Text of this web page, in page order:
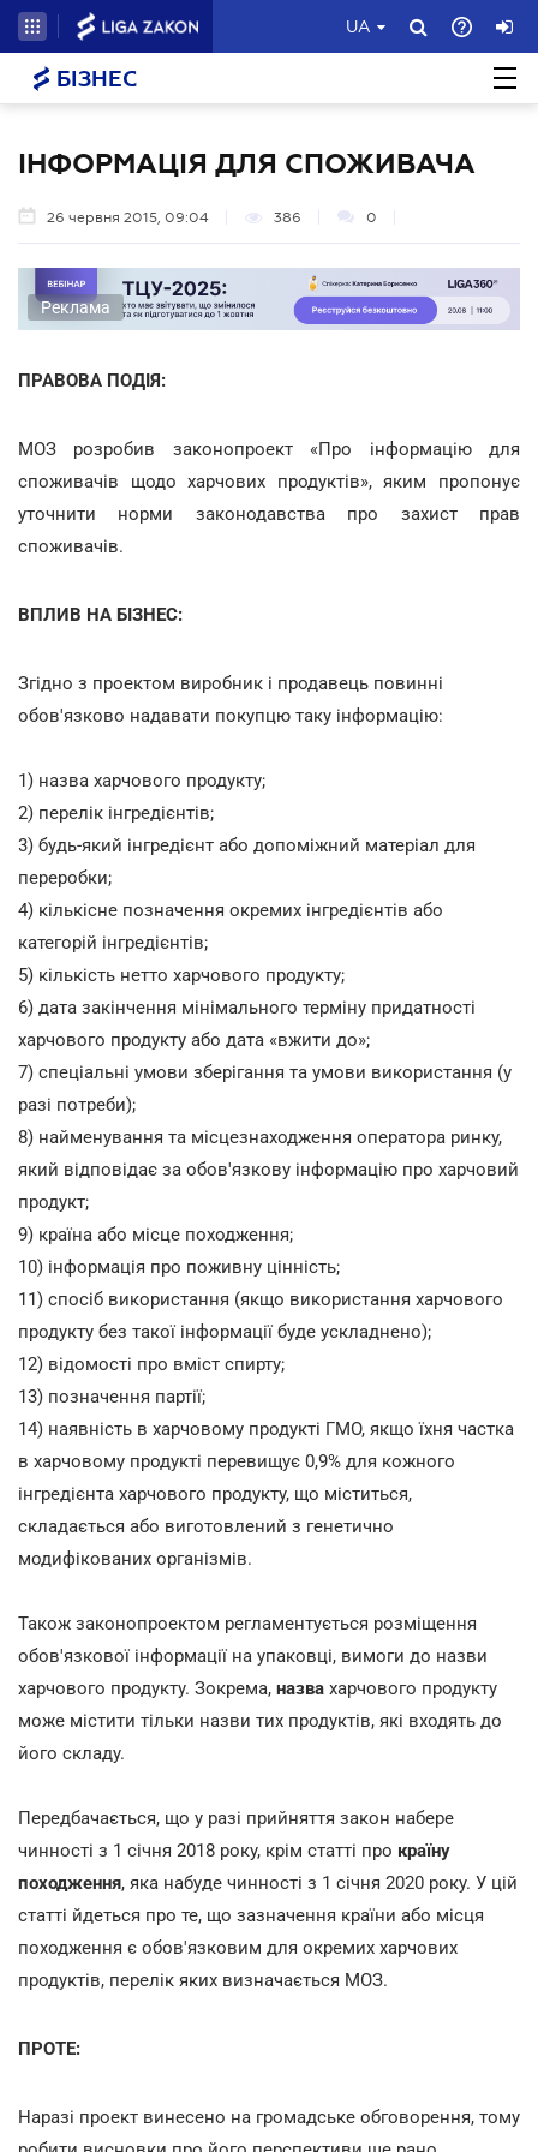
UA
БІЗНЕС
ІНФОРМАЦІЯ ДЛЯ СПОЖИВАЧА
26 червня 2015, 09:04 386 0
Реклама
ПРАВОВА ПОДІЯ:
МОЗ розробив законопроект «Про інформацію для
споживачів щодо харчових продуктів», яким пропонує
уточнити норми законодавства про захист прав
споживачів.
ВПЛИВ НА БІЗНЕС:
Згідно з проектом виробник і продавець повинні
обов'язково надавати покупцю таку інформацію:
1) назва харчового продукту;
2) перелік інгредієнтів;
3) будь-який інгредієнт або допоміжний матеріал для
переробки;
4) кількісне позначення окремих інгредієнтів або
категорій інгредієнтів;
5) кількість нетто харчового продукту;
6) дата закінчення мінімального терміну придатності
харчового продукту або дата «вжити до»;
7) спеціальні умови зберігання та умови використання (у
разі потреби);
8) найменування та місцезнаходження оператора ринку,
який відповідає за обов'язкову інформацію про харчовий
продукт;
9) країна або місце походження;
10) інформація про поживну цінність;
11) спосіб використання (якщо використання харчового
продукту без такої інформації буде ускладнено);
12) відомості про вміст спирту;
13) позначення партії;
14) наявність в харчовому продукті ГМО, якщо їхня частка
в харчовому продукті перевищує 0,9% для кожного
інгредієнта харчового продукту, що міститься,
складається або виготовлений з генетично
модифікованих організмів.
Також законопроектом регламентується розміщення
обов'язкової інформації на упаковці, вимоги до назви
харчового продукту. Зокрема, назва харчового продукту
може містити тільки назви тих продуктів, які входять до
його складу.
Передбачається, що у разі прийняття закон набере
чинності з 1 січня 2018 року, крім статті про країну
походження, яка набуде чинності з 1 січня 2020 року. У цій
статті йдеться про те, що зазначення країни або місця
походження є обов'язковим для окремих харчових
продуктів, перелік яких визначається МОЗ.
ПРОТЕ:
Наразі проект винесено на громадське обговорення, тому